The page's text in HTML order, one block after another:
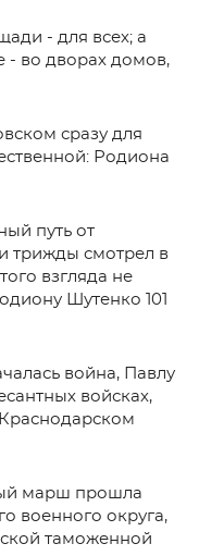
- для всех; а
- во дворах домов,
сразу для
Родиона
путь от
трижды смотрел в
взгляда не
Шутенко 101
война, Павлу
войсках,
Краснодарском
марш прошла
военного округа,
таможенной